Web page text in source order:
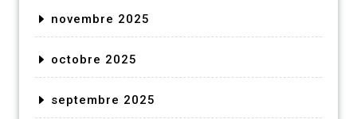
novembre 2025
octobre 2025
septembre 2025